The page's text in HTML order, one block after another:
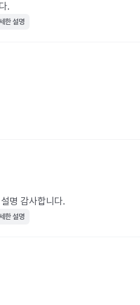
.
한 설명
명 감사합니다.
한 설명